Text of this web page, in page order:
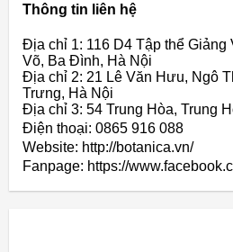
Thông tin liên hệ
Địa chỉ 1: 116 D4 Tập thể Giảng
Võ, Ba Đình, Hà Nội
Địa chỉ 2: 21 Lê Văn Hưu, Ngô
Trưng, Hà Nội
Địa chỉ 3: 54 Trung Hòa, Trung
Điện thoại: 0865 916 088
Website: http://botanica.vn/
Fanpage: https://